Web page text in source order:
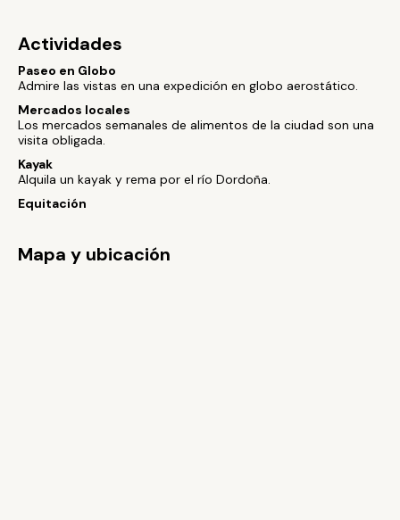
Actividades
Paseo en Globo
Admire las vistas en una expedición en globo aerostático.
Mercados locales
Los mercados semanales de alimentos de la ciudad son una
visita obligada.
Kayak
Alquila un kayak y rema por el río Dordoña.
Equitación
Mapa y ubicación